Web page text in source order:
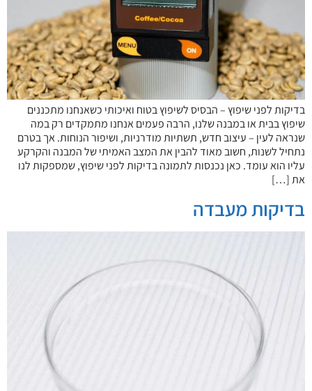
בדיקות לפני שיפוץ – הבסיס לשיפוץ בטוח ואיכותי כשאנחנו מתכננים
שיפוץ בבית או במבנה שלנו, הרבה פעמים אנחנו מתמקדים רק במה
שנראה לעין – עיצוב חדש, תשתיות מודרניות, ושיפור הנוחות. אך בטרם
נתחיל לשנות, חשוב מאוד להבין את המצב האמיתי של המבנה והקרקע
עליו הוא עומד. כאן נכנסות לתמונה בדיקות לפני שיפוץ, שמספקות לנו
את […]
בדיקות מעבדה